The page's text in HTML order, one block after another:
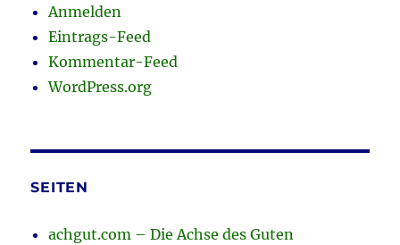
Anmelden
Eintrags-Feed
Kommentar-Feed
WordPress.org
SEITEN
achgut.com – Die Achse des Guten